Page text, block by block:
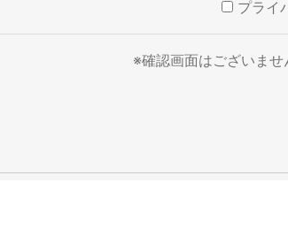
プライ
※確認画面はございませ